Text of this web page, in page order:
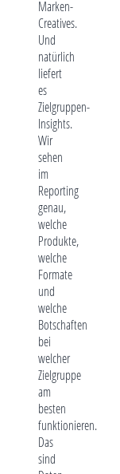
Marken-
Creatives.
Und
natürlich
liefert
es
Zielgruppen-
Insights.
Wir
sehen
im
Reporting
genau,
welche
Produkte,
welche
Formate
und
welche
Botschaften
bei
welcher
Zielgruppe
am
besten
funktionieren.
Das
sind